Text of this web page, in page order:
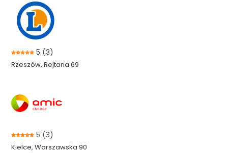
5 (3)
Rzeszów, Rejtana 69
5 (3)
Kielce, Warszawska 90